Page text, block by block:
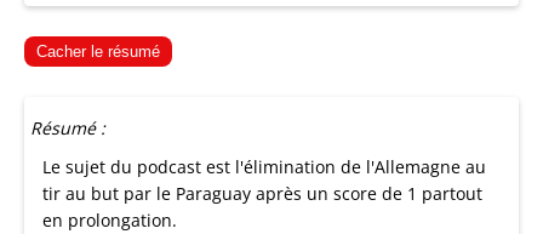
Cacher le résumé
Résumé :
Le sujet du podcast est l'élimination de l'Allemagne au
tir au but par le Paraguay après un score de 1 partout
en prolongation.